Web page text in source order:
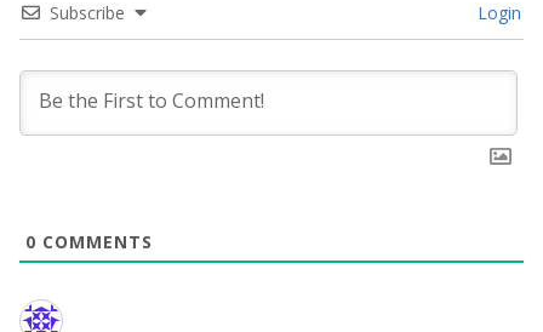
Subscribe Login
0 COMMENTS